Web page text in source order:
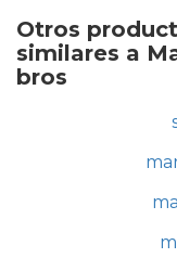
Otros
similares a
bros